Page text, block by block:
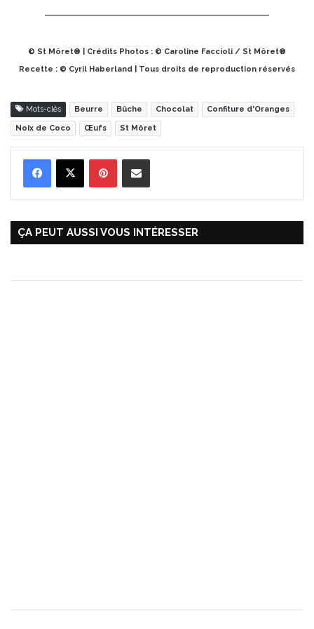
© St Môret® | Crédits Photos : © Caroline Faccioli / St Môret®
Recette : © Cyril Haberland | Tous droits de reproduction réservés
Mots-clés Beurre Bûche Chocolat Confiture d'Oranges
Noix de Coco Œufs St Môret
ÇA PEUT AUSSI VOUS INTÉRESSER